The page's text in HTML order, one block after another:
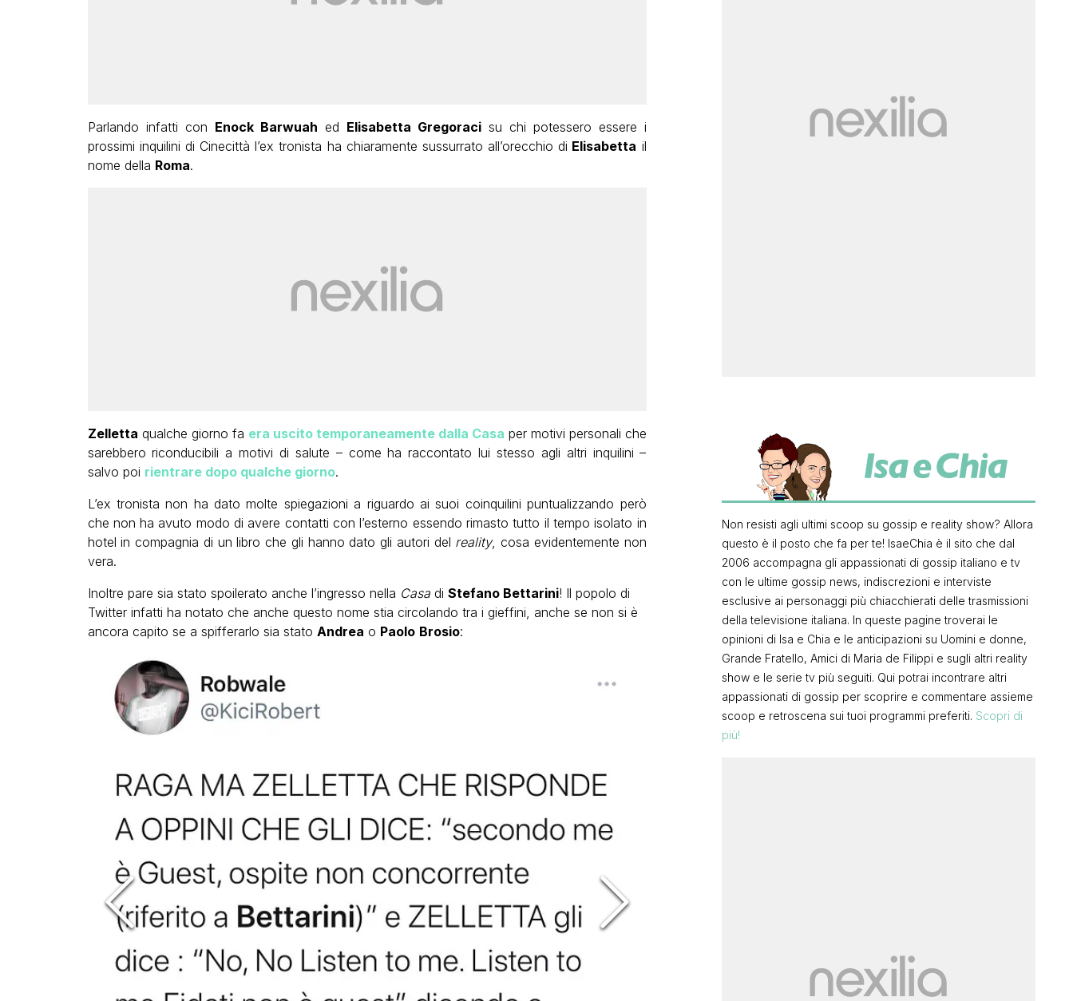
Parlando infatti con Enock Barwuah ed Elisabetta Gregoracisu chi potessero essere i
prossimi inquilini di Cinecittà l’ex tronista ha chiaramente sussurrato all’orecchio di Elisabetta il
nome della Roma.
Zelletta qualche giorno fa era uscito temporaneamente dalla Casa per motivi personali che
sarebbero riconducibili a motivi di salute – come ha raccontato lui stesso agli altri inquilini –
salvo poi rientrare dopo qualche giorno.
L’ex tronista non ha dato molte spiegazioni a riguardo ai suoi coinquilini puntualizzando però
che non ha avuto modo di avere contatti con l’esterno essendo rimasto tutto il tempo isolato in
hotel in compagnia di un libro che gli hanno dato gli autori del reality, cosa evidentemente non
vera.
Inoltre pare sia stato spoilerato anche l’ingresso nella Casadi Stefano Bettarini! Il popolo di
Twitter infatti ha notato che anche questo nome stia circolando tra i gieffini, anche se non si è
ancora capito se a spifferarlo sia stato Andrea o Paolo Brosio:
Non resisti agli ultimi scoop su gossip e reality show? Allora
questo è il posto che fa per te! IsaeChia è il sito che dal
2006 accompagna gli appassionati di gossip italiano e tv
con le ultime gossip news, indiscrezioni e interviste
esclusive ai personaggi più chiacchierati delle trasmissioni
della televisione italiana. In queste pagine troverai le
opinioni di Isa e Chia e le anticipazioni su Uomini e donne,
Grande Fratello, Amici di Maria de Filippi e sugli altri reality
show e le serie tv più seguiti. Qui potrai incontrare altri
appassionati di gossip per scoprire e commentare assieme
scoop e retroscena sui tuoi programmi preferiti. Scopri di
più!